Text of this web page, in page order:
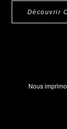
Découvrir
Nous